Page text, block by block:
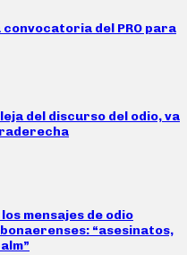
del PRO para
del discurso del odio, va
mensajes de odio
“asesinatos,